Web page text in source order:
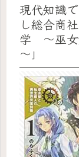
現代知識
し総合商
学 ～巫女
～」